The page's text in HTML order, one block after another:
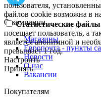
пользователя,
файлов cookie возможна в
Статистические
посещает пользователь, а
является анонимной и
превышает 1 год.
Настроить
Принять
О компании
Магазины
Европочта - пункты
Новости
О нас
Вакансии
Покупателям